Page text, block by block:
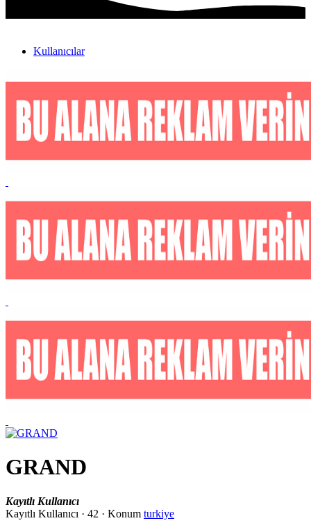
Kullanıcılar
GRAND
Kayıtlı Kullanıcı
Kayıtlı Kullanıcı · 42 · Konum turkiye